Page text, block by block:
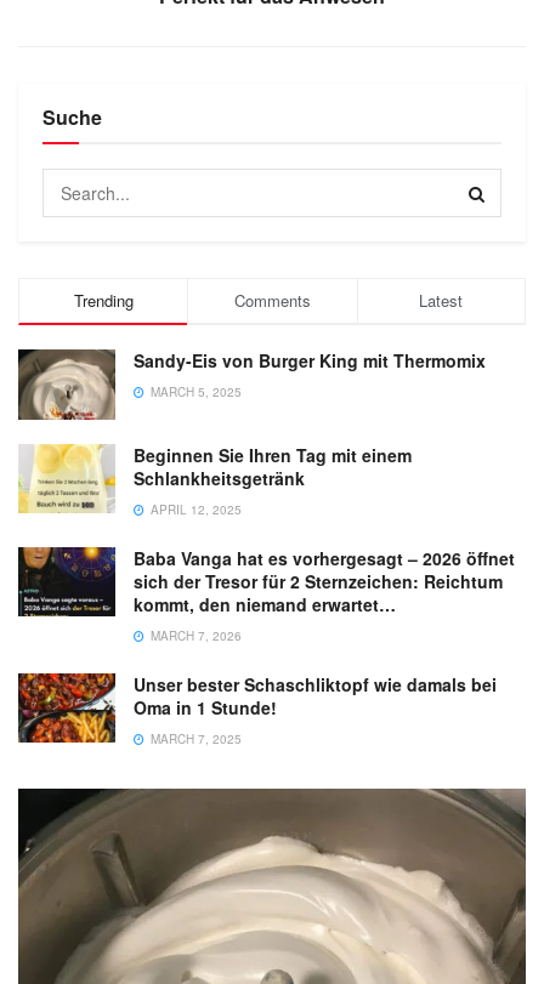
Suche
Trending Comments Latest
Sandy-Eis von Burger King mit Thermomix
MARCH 5, 2025
Beginnen Sie Ihren Tag mit einem
Schlankheitsgetränk
APRIL 12, 2025
Baba Vanga hat es vorhergesagt – 2026 öffnet
sich der Tresor für 2 Sternzeichen: Reichtum
kommt, den niemand erwartet…
MARCH 7, 2026
Unser bester Schaschliktopf wie damals bei
Oma in 1 Stunde!
MARCH 7, 2025